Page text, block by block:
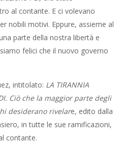
al contante. E ci volevano
nobili motivi. Eppure, assieme al
parte della nostra libertà e
felici che il nuovo governo
intitolato: LA TIRANNIA
Ciò che la maggior parte degli
desiderano rivelare, edito dalla
in tutte le sue ramificazioni,
contante.